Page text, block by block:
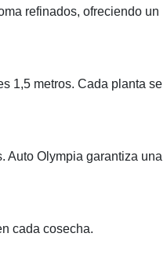
refinados, ofreciendo un
1,5 metros. Cada planta se
Auto Olympia garantiza una
cada cosecha.